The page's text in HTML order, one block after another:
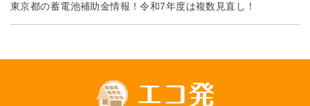
東京都の蓄電池補助金情報！令和7年度は複数見直し！